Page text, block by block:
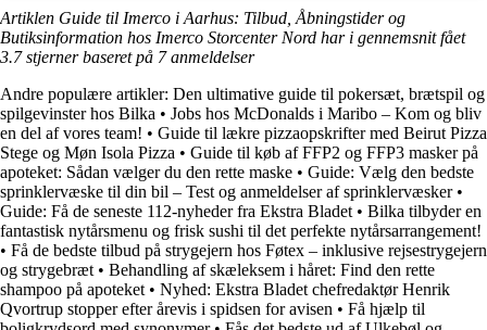
Artiklen Guide til Imerco i Aarhus: Tilbud, Åbningstider og
Butiksinformation hos Imerco Storcenter Nord har i gennemsnit fået
3.7stjerner baseret på 7anmeldelser
Andre populære artikler: Den ultimative guide til pokersæt, brætspil og
spilgevinster hos Bilka • Jobs hos McDonalds i Maribo – Kom og bliv
en del af vores team! • Guide til lækre pizzaopskrifter med Beirut Pizza
Stege og Møn Isola Pizza • Guide til køb af FFP2 og FFP3 masker på
apoteket: Sådan vælger du den rette maske • Guide: Vælg den bedste
sprinklervæske til din bil – Test og anmeldelser af sprinklervæsker•
Guide: Få de seneste 112-nyheder fra Ekstra Bladet • Bilka tilbyder en
fantastisk nytårsmenu og frisk sushi til det perfekte nytårsarrangement!
• Få de bedste tilbud på strygejern hos Føtex – inklusive rejsestrygejern
og strygebræt • Behandling af skæleksem i håret: Find den rette
shampoo på apoteket • Nyhed: Ekstra Bladet chefredaktør Henrik
Qvortrup stopper efter årevis i spidsen for avisen • Få hjælp til